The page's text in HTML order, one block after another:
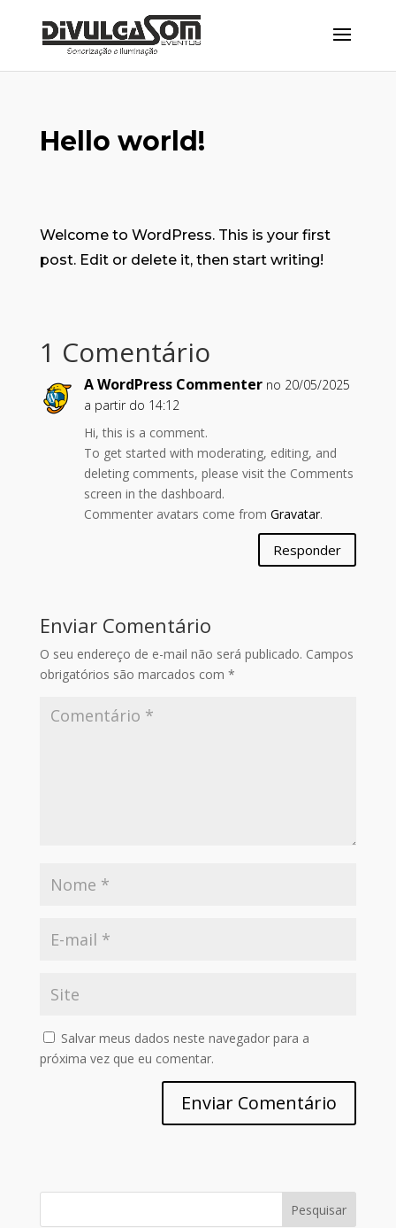
Hello world!
Welcome to WordPress. This is your first
post. Edit or delete it, then start writing!
1 Comentário
A WordPress Commenter no 20/05/2025
a partir do 14:12
Hi, this is a comment.
To get started with moderating, editing, and
deleting comments, please visit the Comments
screen in the dashboard.
Commenter avatars come from Gravatar.
Responder
Enviar Comentário
O seu endereço de e-mail não será publicado. Campos
obrigatórios são marcados com *
Salvar meus dados neste navegador para a
próxima vez que eu comentar.
Pesquisar